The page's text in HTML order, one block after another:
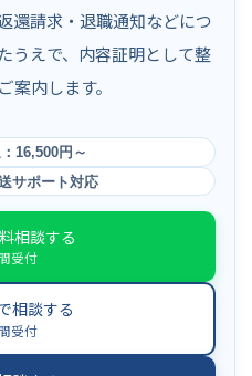
還請求・退職通知などにつ
うえで、内容証明として整
案内します。
16,500円～
サポート対応
相談する
受付
相談する
受付